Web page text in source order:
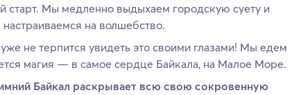
старт. Мы медленно выдыхаем городскую суету и
на волшебство.
не терпится увидеть это своими глазами! Мы едем
магия — в самое сердце Байкала, на Малое Море.
Байкал раскрывает всю свою сокровенную